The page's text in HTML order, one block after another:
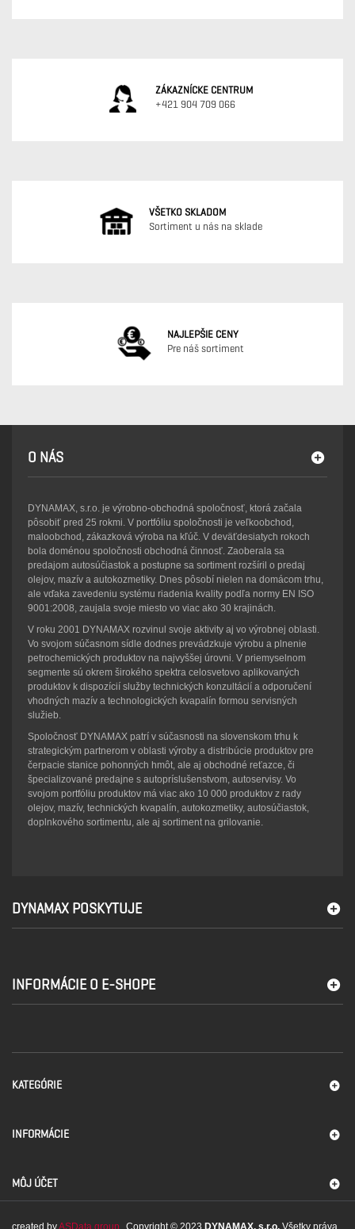
ZÁKAZNÍCKE CENTRUM
+421 904 709 066
VŠETKO SKLADOM
Sortiment u nás na sklade
NAJLEPŠIE CENY
Pre náš sortiment
O NÁS
DYNAMAX, s.r.o. je výrobno-obchodná spoločnosť, ktorá začala
pôsobiť pred 25 rokmi. V portfóliu spoločnosti je veľkoobchod,
maloobchod, zákazková výroba na kľúč. V deväťdesiatych rokoch
bola doménou spoločnosti obchodná činnosť. Zaoberala sa
predajom autosúčiastok a postupne sa sortiment rozšíril o predaj
olejov, mazív a autokozmetiky. Dnes pôsobí nielen na domácom trhu,
ale vďaka zavedeniu systému riadenia kvality podľa normy EN ISO
9001:2008, zaujala svoje miesto vo viac ako 30 krajinách.
V roku 2001 DYNAMAX rozvinul svoje aktivity aj vo výrobnej oblasti.
Vo svojom súčasnom sídle dodnes prevádzkuje výrobu a plnenie
petrochemických produktov na najvyššej úrovni. V priemyselnom
segmente sú okrem širokého spektra celosvetovo aplikovaných
produktov k dispozícií služby technických konzultácií a odporučení
vhodných mazív a technologických kvapalín formou servisných
služieb.
Spoločnosť DYNAMAX patrí v súčasnosti na slovenskom trhu k
strategickým partnerom v oblasti výroby a distribúcie produktov pre
čerpacie stanice pohonných hmôt, ale aj obchodné reťazce, či
špecializované predajne s autopríslušenstvom, autoservisy. Vo
svojom portfóliu produktov má viac ako 10 000 produktov z rady
olejov, mazív, technických kvapalín, autokozmetiky, autosúčiastok,
doplnkového sortimentu, ale aj sortiment na grilovanie.
DYNAMAX POSKYTUJE
INFORMÁCIE O E-SHOPE
KATEGÓRIE
INFORMÁCIE
MÔJ ÚČET
created byASData group Copyright © 2023 DYNAMAX, s.r.o.Všetky práva